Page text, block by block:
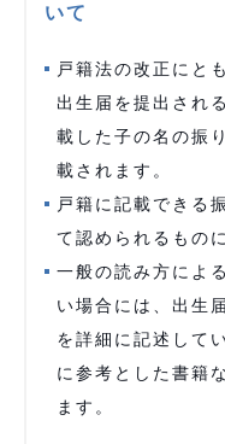
いて
戸籍法の改正にと
出生届を提出され
載した子の名の振
載されます。
戸籍に記載できる
て認められるもの
一般の読み方によ
い場合には、出生
を詳細に記述して
に参考とした書籍
ます。